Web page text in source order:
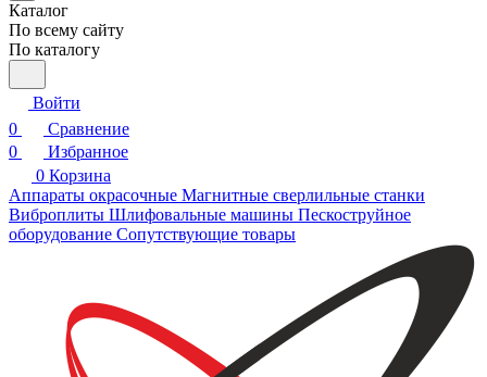
Каталог
По всему сайту
По каталогу
Войти
0
Сравнение
0
Избранное
0 Корзина
Аппараты окрасочные Магнитные сверлильные станки
Виброплиты Шлифовальные машины Пескоструйное
оборудование Сопутствующие товары